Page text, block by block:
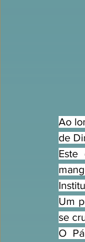
Ao
de
Este
Um
se
O